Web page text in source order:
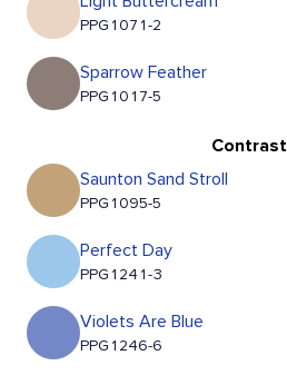
PPG1071-2
Sparrow Feather
PPG1017-5
Contrast
Saunton Sand Stroll
PPG1095-5
Perfect Day
PPG1241-3
Violets Are Blue
PPG1246-6